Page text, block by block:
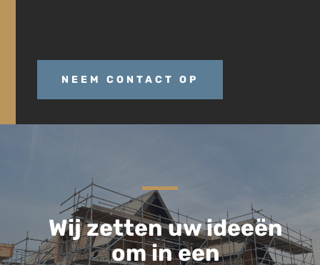
NEEM CONTACT OP
Wij zetten uw ideeën
om in een